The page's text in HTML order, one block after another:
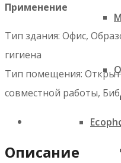
Применение
Тип здания: Офис,
гигиена
Тип помещения:
совместной работы,
Описание